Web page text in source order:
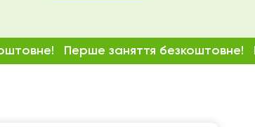
Перше заняття безкоштовне!